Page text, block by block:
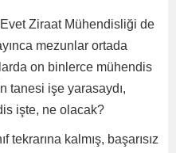
Ziraat Mühendisliği de
mezunlar ortada
on binlerce mühendis
tanesi işe yarasaydı,
işte, ne olacak?
tekrarına kalmış, başarısız